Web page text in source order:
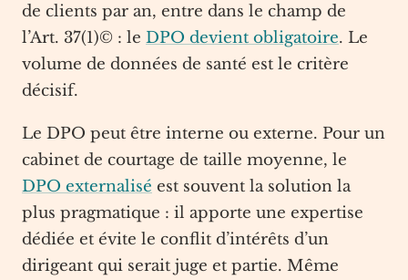
de clients par an, entre dans le champ de
l’Art. 37(1)© : le DPO devient obligatoire. Le
volume de données de santé est le critère
décisif.
Le DPO peut être interne ou externe. Pour un
cabinet de courtage de taille moyenne, le
DPO externalisé est souvent la solution la
plus pragmatique : il apporte une expertise
dédiée et évite le conflit d’intérêts d’un
dirigeant qui serait juge et partie. Même